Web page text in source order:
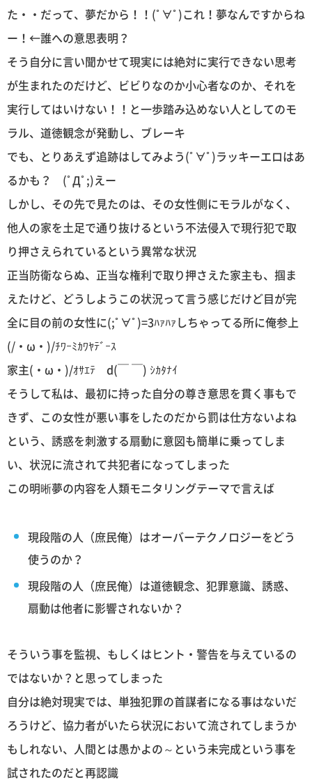
た・・だって、夢だから！！(ﾟ∀ﾟ)これ！夢なんですからね
ー！←誰への意思表明？
そう自分に言い聞かせて現実には絶対に実行できない思考
が生まれたのだけど、ビビりなのか小心者なのか、それを
実行してはいけない！！と一歩踏み込めない人としてのモ
ラル、道徳観念が発動し、ブレーキ
でも、とりあえず追跡はしてみよう(ﾟ∀ﾟ)ラッキーエロはあ
るかも？ (ﾟДﾟ;)えー
しかし、その先で見たのは、その女性側にモラルがなく、
他人の家を土足で通り抜けるという不法侵入で現行犯で取
り押さえられているという異常な状況
正当防衛ならぬ、正当な権利で取り押さえた家主も、掴ま
えたけど、どうしようこの状況って言う感じだけど目が完
全に目の前の女性に(;ﾟ∀ﾟ)=3ﾊｧﾊｧしちゃってる所に俺参上
(/・ω・)/ﾁﾜｰﾐｶﾜﾔﾃﾞｰｽ
家主(・ω・)/ｵｻｴﾃ d(￣ ￣) ｼｶﾀﾅｲ
そうして私は、最初に持った自分の尊き意思を貫く事もで
きず、この女性が悪い事をしたのだから罰は仕方ないよね
という、誘惑を刺激する扇動に意図も簡単に乗ってしま
い、状況に流されて共犯者になってしまった
この明晰夢の内容を人類モニタリングテーマで言えば
現段階の人（庶民俺）はオーバーテクノロジーをどう
使うのか？
現段階の人（庶民俺）は道徳観念、犯罪意識、誘惑、
扇動は他者に影響されないか？
そういう事を監視、もしくはヒント・警告を与えているの
ではないか？と思ってしまった
自分は絶対現実では、単独犯罪の首謀者になる事はないだ
ろうけど、協力者がいたら状況において流されてしまうか
もしれない、人間とは愚かよの～という未完成という事を
試されたのだと再認識